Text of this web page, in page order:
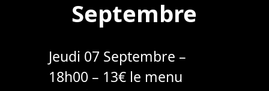
Septembre
Jeudi 07 Septembre –
18h00 – 13€ le menu